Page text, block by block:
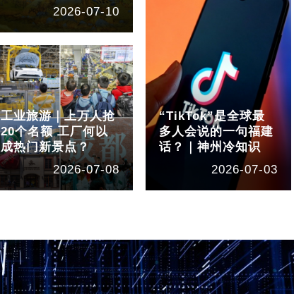
2026-07-10
工业旅游｜上万人抢
20个名额 工厂何以
成热门新景点？
2026-07-08
“TikTok”是全球最
多人会说的一句福建
话？｜神州冷知识
2026-07-03